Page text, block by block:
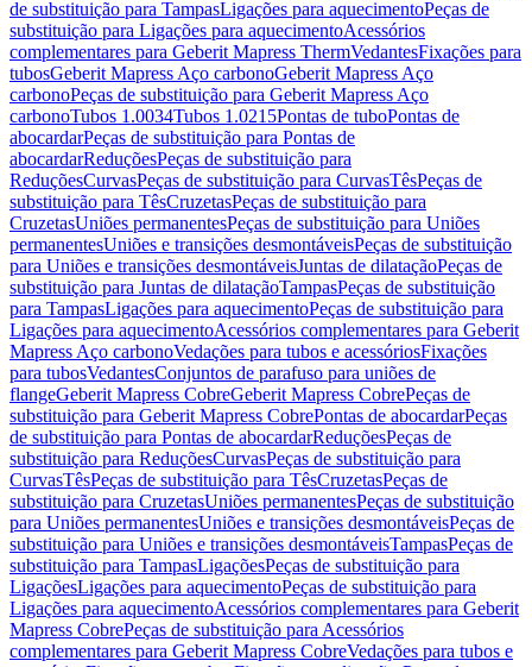
de substituição para TampasLigações para aquecimentoPeças de
substituição para Ligações para aquecimentoAcessórios
complementares para Geberit Mapress ThermVedantesFixações para
tubosGeberit Mapress Aço carbonoGeberit Mapress Aço
carbonoPeças de substituição para Geberit Mapress Aço
carbonoTubos 1.0034Tubos 1.0215Pontas de tuboPontas de
abocardarPeças de substituição para Pontas de
abocardarReduçõesPeças de substituição para
ReduçõesCurvasPeças de substituição para CurvasTêsPeças de
substituição para TêsCruzetasPeças de substituição para
CruzetasUniões permanentesPeças de substituição para Uniões
permanentesUniões e transições desmontáveisPeças de substituição
para Uniões e transições desmontáveisJuntas de dilataçãoPeças de
substituição para Juntas de dilataçãoTampasPeças de substituição
para TampasLigações para aquecimentoPeças de substituição para
Ligações para aquecimentoAcessórios complementares para Geberit
Mapress Aço carbonoVedações para tubos e acessóriosFixações
para tubosVedantesConjuntos de parafuso para uniões de
flangeGeberit Mapress CobreGeberit Mapress CobrePeças de
substituição para Geberit Mapress CobrePontas de abocardarPeças
de substituição para Pontas de abocardarReduçõesPeças de
substituição para ReduçõesCurvasPeças de substituição para
CurvasTêsPeças de substituição para TêsCruzetasPeças de
substituição para CruzetasUniões permanentesPeças de substituição
para Uniões permanentesUniões e transições desmontáveisPeças de
substituição para Uniões e transições desmontáveisTampasPeças de
substituição para TampasLigaçõesPeças de substituição para
LigaçõesLigações para aquecimentoPeças de substituição para
Ligações para aquecimentoAcessórios complementares para Geberit
Mapress CobrePeças de substituição para Acessórios
complementares para Geberit Mapress CobreVedações para tubos e